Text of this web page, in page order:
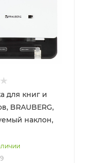
для книг и
BRAUBERG,
наклон,